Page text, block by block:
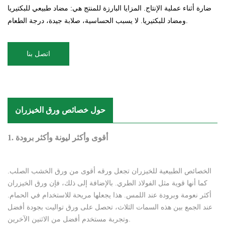
ضارة أثناء عملية الإنتاج. المزايا البارزة للمنتج هي: مضاد طبيعي للبكتيريا
اتصل بنا
حول خصائص ورق الخيزران
1. أقوى وأكثر ليونة وأكثر برودة
الخصائص الطبيعية للخيزران تجعل ورقه أقوى من ورق الخشب الصلب.
كما أنها قوية مثل الفولاذ الطري. بالإضافة إلى ذلك، فإن ورق الخيزران
أكثر نعومة وبرودة عند اللمس. هذا يجعلها مريحة للاستخدام في الحمام.
عند الجمع بين هذه السمات الثلاث، تحصل على ورق تواليت بجودة أفضل
وتجربة مستخدم أفضل من الاثنين الآخرين.